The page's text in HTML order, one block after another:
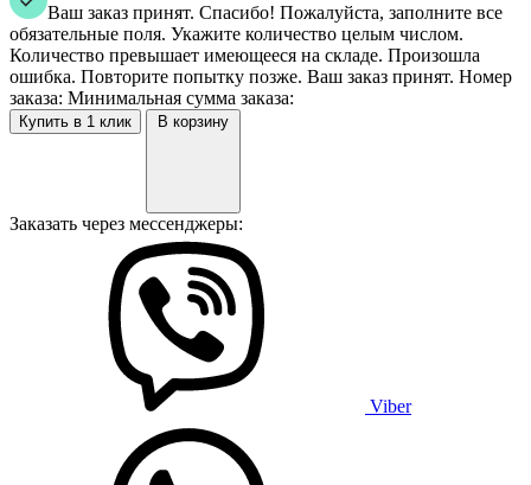
Ваш заказ принят. Спасибо! Пожалуйста, заполните все
обязательные поля. Укажите количество целым числом.
Количество превышает имеющееся на складе. Произошла
ошибка. Повторите попытку позже. Ваш заказ принят. Номер
заказа: Минимальная сумма заказа:
В корзину
Заказать через мессенджеры:
Viber